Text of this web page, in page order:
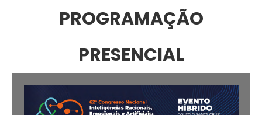
PROGRAMAÇÃO
PRESENCIAL